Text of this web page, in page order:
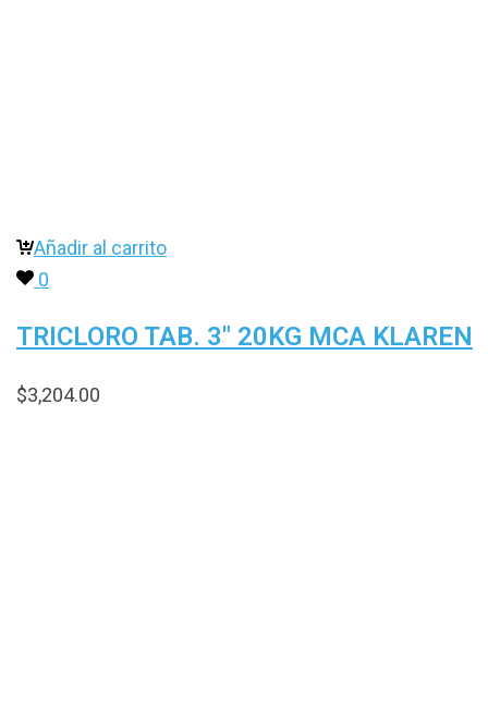
Añadir al carrito
0
TRICLORO TAB. 3″ 20KG MCA KLAREN
$3,204.00